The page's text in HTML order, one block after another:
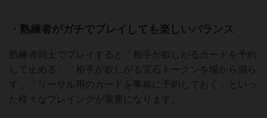
・熟練者がガチでプレイしても楽しいバランス
熟練者同士でプレイすると「相手が欲しがるカードを予約
して止める」「相手が欲しがる宝石トークンを場から涸ら
す」「リーサル用のカードを事前に予約しておく」といっ
た様々なプレイングが重要になります。